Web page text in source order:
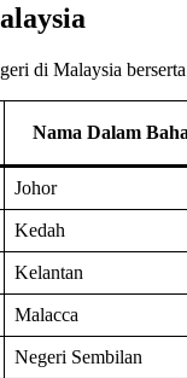
di Malaysia
Nama Dalam
Johor
Kedah
Kelantan
Malacca
Negeri Sembilan